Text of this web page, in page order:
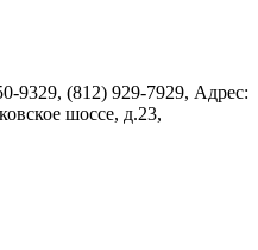
9329, (812) 929-7929, Адрес:
шоссе, д.23,